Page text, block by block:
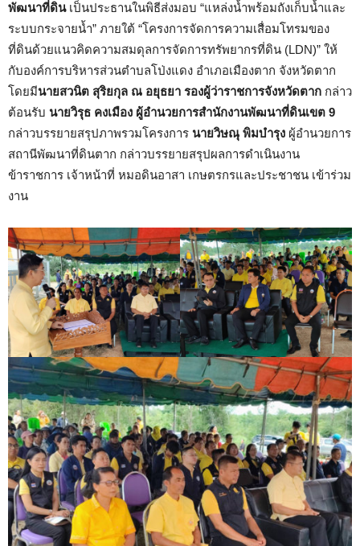
พัฒนาที่ดิน เป็นประธานในพิธีส่งมอบ “แหล่งน้ำพร้อมถังเก็บน้ำและ
ระบบกระจายน้ำ” ภายใต้ “โครงการจัดการความเสื่อมโทรมของ
ที่ดินด้วยแนวคิดความสมดุลการจัดการทรัพยากรที่ดิน (LDN)” ให้
กับองค์การบริหารส่วนตำบลโป่งแดง อำเภอเมืองตาก จังหวัดตาก
โดยมีนายสวนิต สุริยกุล ณ อยุธยา รองผู้ว่าราชการจังหวัดตาก กล่าว
ต้อนรับ นายวิรุธ คงเมือง ผู้อำนวยการสำนักงานพัฒนาที่ดินเขต 9
กล่าวบรรยายสรุปภาพรวมโครงการ นายวิษณุ พิมบำรุง ผู้อำนวยการ
สถานีพัฒนาที่ดินตาก กล่าวบรรยายสรุปผลการดำเนินงาน
ข้าราชการ เจ้าหน้าที่ หมอดินอาสา เกษตรกรและประชาชน เข้าร่วม
งาน